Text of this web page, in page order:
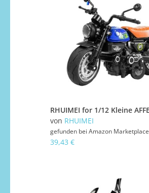
von RHUIMEI
gefunden bei Amazon Marketplace
39,43 €